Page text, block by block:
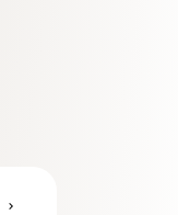
chevron_right